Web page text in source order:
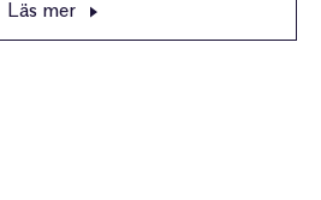
Läs mer